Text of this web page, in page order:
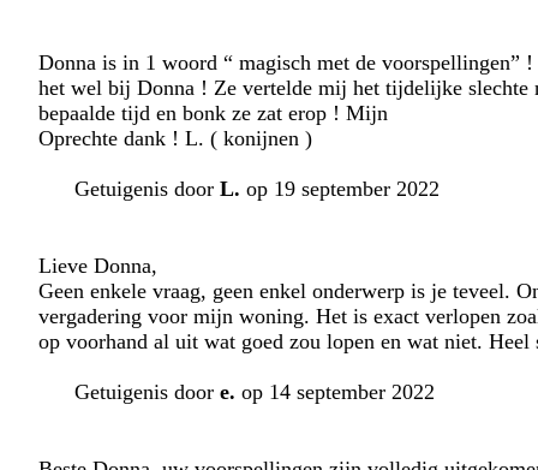
Donna is in 1 woord “ magisch met de
het wel bij Donna ! Ze vertelde mij het tijdelijke
bepaalde tijd en bonk ze zat erop ! Mijn
Oprechte dank ! L. ( konijnen )
Getuigenis door L. op 19 september 2022
Lieve Donna,
Geen enkele vraag, geen enkel onderwerp is je teveel.
vergadering voor mijn woning. Het is exact verlopen
op voorhand al uit wat goed zou lopen en wat niet.
Getuigenis door e. op 14 september 2022